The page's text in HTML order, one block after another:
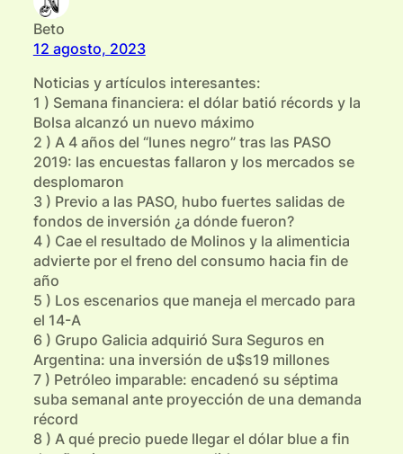
Beto
12 agosto, 2023
Noticias y artículos interesantes:
1 ) Semana financiera: el dólar batió récords y la
Bolsa alcanzó un nuevo máximo
2 ) A 4 años del “lunes negro” tras las PASO
2019: las encuestas fallaron y los mercados se
desplomaron
3 ) Previo a las PASO, hubo fuertes salidas de
fondos de inversión ¿a dónde fueron?
4 ) Cae el resultado de Molinos y la alimenticia
advierte por el freno del consumo hacia fin de
año
5 ) Los escenarios que maneja el mercado para
el 14-A
6 ) Grupo Galicia adquirió Sura Seguros en
Argentina: una inversión de u$s19 millones
7 ) Petróleo imparable: encadenó su séptima
suba semanal ante proyección de una demanda
récord
8 ) A qué precio puede llegar el dólar blue a fin